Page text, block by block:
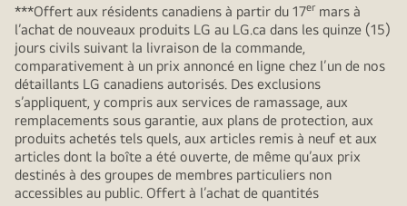
***Offert aux résidents canadiens à partir du 17er mars à
l’achat de nouveaux produits LG au LG.ca dans les quinze (15)
jours civils suivant la livraison de la commande,
comparativement à un prix annoncé en ligne chez l’un de nos
détaillants LG canadiens autorisés. Des exclusions
s’appliquent, y compris aux services de ramassage, aux
remplacements sous garantie, aux plans de protection, aux
produits achetés tels quels, aux articles remis à neuf et aux
articles dont la boîte a été ouverte, de même qu’aux prix
destinés à des groupes de membres particuliers non
accessibles au public. Offert à l’achat de quantités